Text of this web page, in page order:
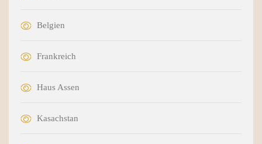
Belgien
Frankreich
Haus Assen
Kasachstan